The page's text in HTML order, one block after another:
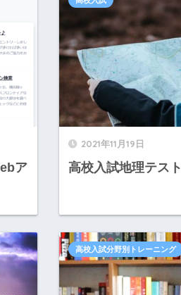
ア
2021年11月19日
高校入試地理テスト
高校入試分野別トレーニング